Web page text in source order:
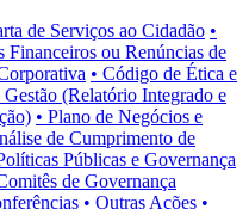
de Serviços ao Cidadão •
Financeiros ou Renúncias de
• Código de Ética e
Gestão (Relatório Integrado e
• Plano de Negócios e
de Cumprimento de
Públicas e Governança
de Governança
• Outras Ações •